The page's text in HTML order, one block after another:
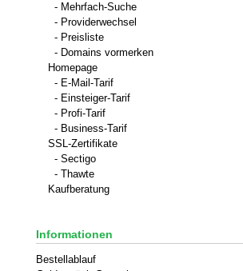
- Mehrfach-Suche
- Providerwechsel
- Preisliste
- Domains vormerken
Homepage
- E-Mail-Tarif
- Einsteiger-Tarif
- Profi-Tarif
- Business-Tarif
SSL-Zertifikate
- Sectigo
- Thawte
Kaufberatung
Informationen
Bestellablauf